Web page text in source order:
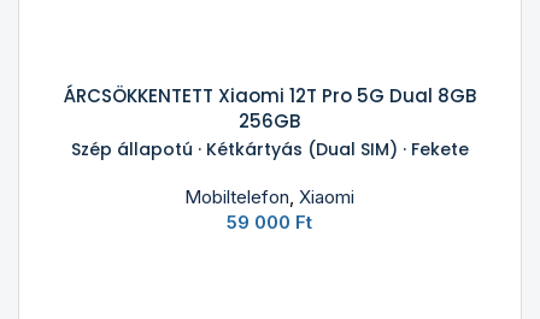
ÁRCSÖKKENTETT Xiaomi 12T Pro 5G Dual 8GB
256GB
Szép állapotú · Kétkártyás (Dual SIM) · Fekete
Mobiltelefon,Xiaomi
59 000 Ft